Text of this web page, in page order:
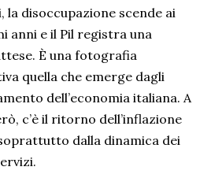
disoccupazione scende ai
anni e il Pil registra una
È una fotografia
quella che emerge dagli
dell’economia italiana. A
c’è il ritorno dell’inflazione
dalla dinamica dei